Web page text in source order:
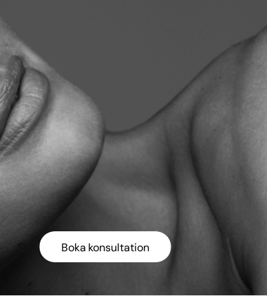
Boka konsultation